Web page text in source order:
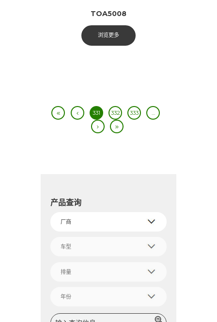
TOA5008
浏览更多
331 332 333 …
产品查询